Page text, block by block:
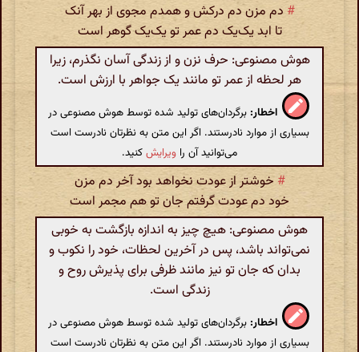
# دم مزن دم درکش و همدم مجوی از بهر آنک
تا ابد یک‌یک دم عمر تو یک‌یک گوهر است
هوش مصنوعی: حرف نزن و از زندگی آسان نگذرم، زیرا
هر لحظه از عمر تو مانند یک جواهر با ارزش است.
اخطار: برگردان‌های تولید شده توسط هوش مصنوعی در
بسیاری از موارد نادرستند. اگر این متن به نظرتان نادرست است
می‌توانید آن را ویرایشکنید.
# خوشتر از عودت نخواهد بود آخر دم مزن
خود دم عودت گرفتم جان تو هم مجمر است
هوش مصنوعی: هیچ چیز به اندازه بازگشت به خوبی
نمی‌تواند باشد، پس در آخرین لحظات، خود را نکوب و
بدان که جان تو نیز مانند ظرفی برای پذیرش روح و
زندگی است.
اخطار: برگردان‌های تولید شده توسط هوش مصنوعی در
بسیاری از موارد نادرستند. اگر این متن به نظرتان نادرست است